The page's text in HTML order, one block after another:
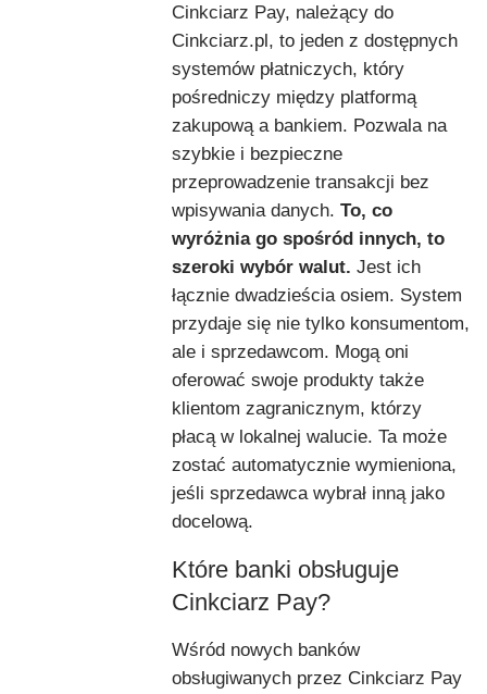
Cinkciarz Pay, należący do
Cinkciarz.pl, to jeden z dostępnych
systemów płatniczych, który
pośredniczy między platformą
zakupową a bankiem. Pozwala na
szybkie i bezpieczne
przeprowadzenie transakcji bez
wpisywania danych. To, co
wyróżnia go spośród innych, to
szeroki wybór walut. Jest ich
łącznie dwadzieścia osiem. System
przydaje się nie tylko konsumentom,
ale i sprzedawcom. Mogą oni
oferować swoje produkty także
klientom zagranicznym, którzy
płacą w lokalnej walucie. Ta może
zostać automatycznie wymieniona,
jeśli sprzedawca wybrał inną jako
docelową.
Które banki obsługuje
Cinkciarz Pay?
Wśród nowych banków
obsługiwanych przez Cinkciarz Pay